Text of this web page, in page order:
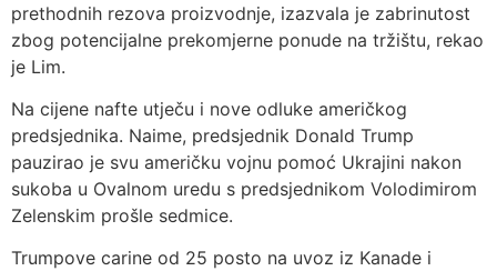
prethodnih rezova proizvodnje, izazvala je zabrinutost
zbog potencijalne prekomjerne ponude na tržištu, rekao
je Lim.
Na cijene nafte utječu i nove odluke američkog
predsjednika. Naime, predsjednik Donald Trump
pauzirao je svu američku vojnu pomoć Ukrajini nakon
sukoba u Ovalnom uredu s predsjednikom Volodimirom
Zelenskim prošle sedmice.
Trumpove carine od 25 posto na uvoz iz Kanade i